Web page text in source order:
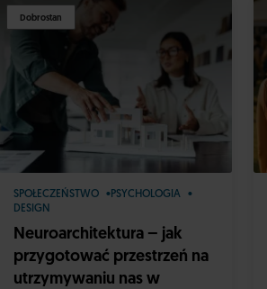
Dobrostan
SPOŁECZEŃSTWO
PSYCHOLOGIA
DESIGN
Neuroarchitektura – jak
przygotować przestrzeń na
utrzymywaniu nas w